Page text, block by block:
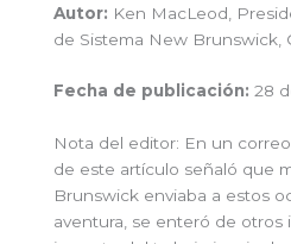
Autor: Ken MacLeod,
de Sistema New Brunswick,
Fecha de publicación: 28
Nota del editor: En un
de este artículo señaló que
Brunswick enviaba a estos
aventura, se enteró de otros